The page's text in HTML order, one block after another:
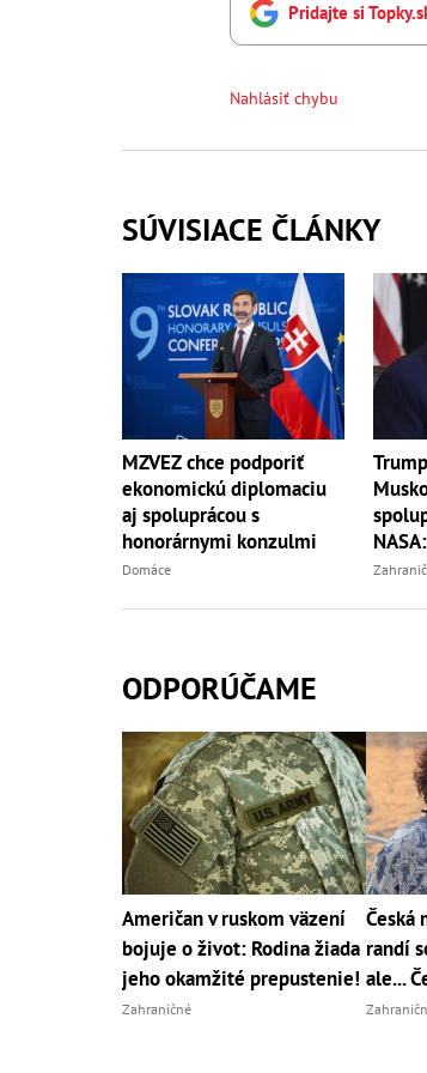
Pridajte si
Nahlásiť chybu
SÚVISIACE ČLÁNKY
MZVEZ chce podporiť
ekonomickú diplomaciu
aj spoluprácou s
honorárnymi konzulmi
Domáce
ODPORÚČAME
Američan v ruskom väzení
bojuje o život: Rodina žiada
jeho okamžité prepustenie!
Zahraničné
Česká
randí
ale...